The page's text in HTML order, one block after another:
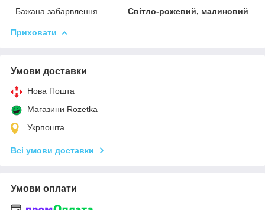
Бажана забарвлення
Світло-рожевий, малиновий
Приховати
Умови доставки
Нова Пошта
Магазини Rozetka
Укрпошта
Всі умови доставки
Умови оплати